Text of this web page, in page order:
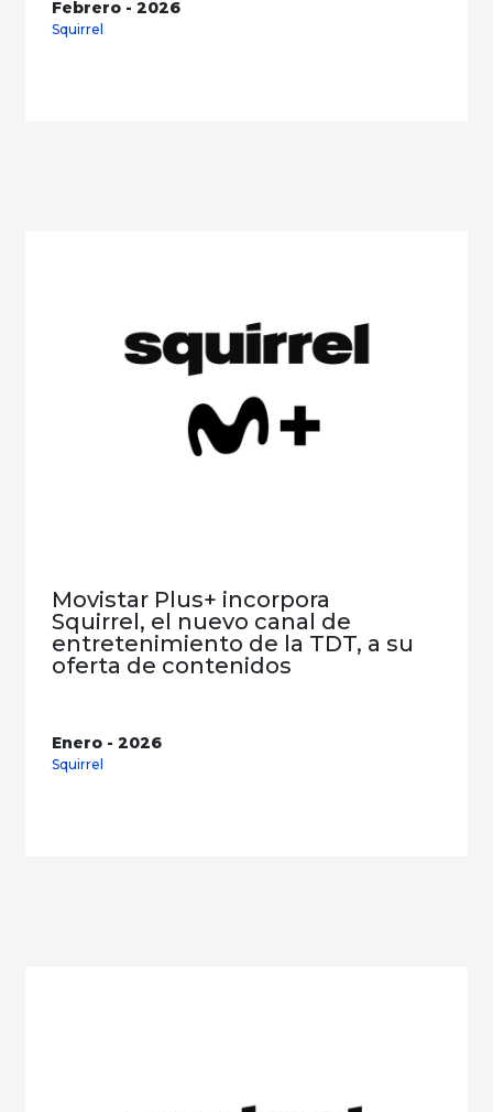
Febrero - 2026
Squirrel
Movistar Plus+ incorpora
Squirrel, el nuevo canal de
entretenimiento de la TDT, a su
oferta de contenidos
Enero - 2026
Squirrel